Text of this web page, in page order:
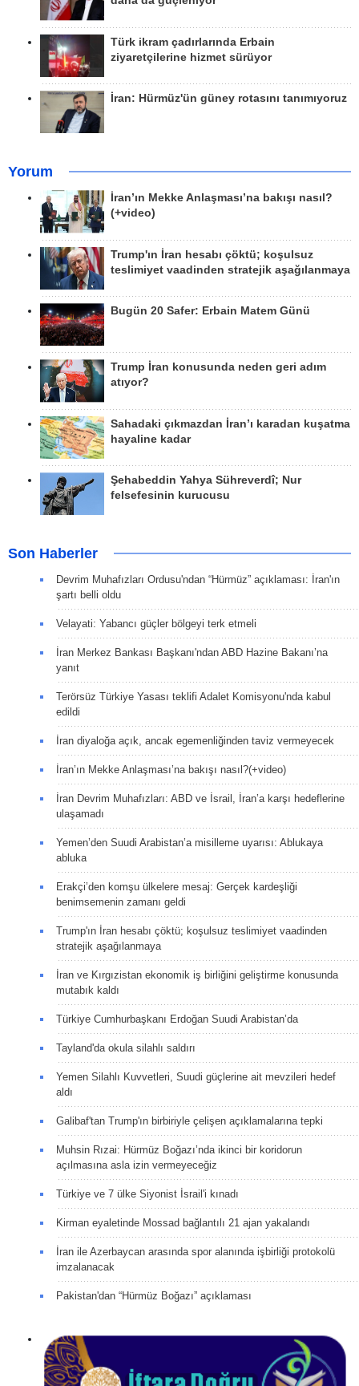
Türk ikram çadırlarında Erbain
ziyaretçilerine hizmet sürüyor
İran: Hürmüz'ün güney rotasını tanımıyoruz
Yorum
İran’ın Mekke Anlaşması’na bakışı nasıl?
(+video)
Trump'ın İran hesabı çöktü; koşulsuz
teslimiyet vaadinden stratejik aşağılanmaya
Bugün 20 Safer: Erbain Matem Günü
Trump İran konusunda neden geri adım
atıyor?
Sahadaki çıkmazdan İran’ı karadan kuşatma
hayaline kadar
Şehabeddin Yahya Sühreverdî; Nur
felsefesinin kurucusu
Son Haberler
Devrim Muhafızları Ordusu'ndan “Hürmüz” açıklaması: İran'ın
şartı belli oldu
Velayati: Yabancı güçler bölgeyi terk etmeli
İran Merkez Bankası Başkanı'ndan ABD Hazine Bakanı’na
yanıt
Terörsüz Türkiye Yasası teklifi Adalet Komisyonu'nda kabul
edildi
İran diyaloğa açık, ancak egemenliğinden taviz vermeyecek
İran’ın Mekke Anlaşması’na bakışı nasıl?(+video)
İran Devrim Muhafızları: ABD ve İsrail, İran’a karşı hedeflerine
ulaşamadı
Yemen’den Suudi Arabistan’a misilleme uyarısı: Ablukaya
abluka
Erakçi’den komşu ülkelere mesaj: Gerçek kardeşliği
benimsemenin zamanı geldi
Trump'ın İran hesabı çöktü; koşulsuz teslimiyet vaadinden
stratejik aşağılanmaya
İran ve Kırgızistan ekonomik iş birliğini geliştirme konusunda
mutabık kaldı
Türkiye Cumhurbaşkanı Erdoğan Suudi Arabistan’da
Tayland'da okula silahlı saldırı
Yemen Silahlı Kuvvetleri, Suudi güçlerine ait mevzileri hedef
aldı
Galibaf'tan Trump'ın birbiriyle çelişen açıklamalarına tepki
Muhsin Rızai: Hürmüz Boğazı’nda ikinci bir koridorun
açılmasına asla izin vermeyeceğiz
Türkiye ve 7 ülke Siyonist İsrail'i kınadı
Kirman eyaletinde Mossad bağlantılı 21 ajan yakalandı
İran ile Azerbaycan arasında spor alanında işbirliği protokolü
imzalanacak
Pakistan'dan “Hürmüz Boğazı” açıklaması